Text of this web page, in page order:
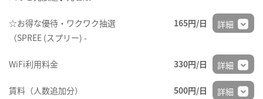
☆お得な優待・ワクワク抽選
（SPREE (スプリー) -
165円/日 詳細
WiFi利用料金 330円/日 詳細
賃料（人数追加分） 500円/日 詳細